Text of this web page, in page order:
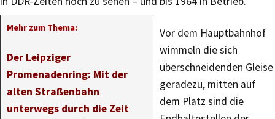
Mehr zum Thema:
Der Leipziger
Promenadenring: Mit der
alten Straßenbahn
unterwegs durch die Zeit
Vor dem Hauptbahnhof
wimmeln die sich
überschneidenden Gleise
geradezu, mitten auf
dem Platz sind die